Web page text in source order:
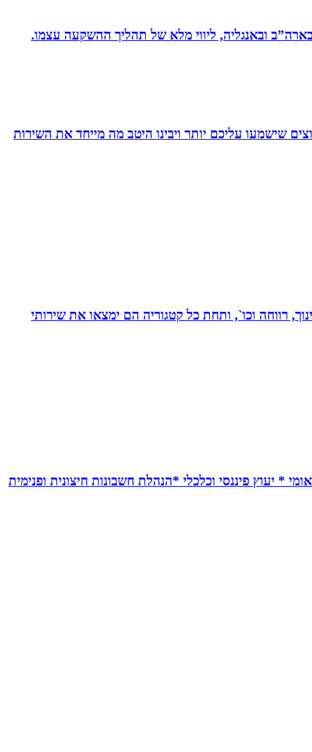
ובאנגליה, ליווי מלא של תהליך ההשקעה עצמו.
שישמעו עליכם יותר ויבינו היטב מה מייחד את השירות
רווחה וכו`, ותחת כל קטגוריה הם ימצאו את שירותי
* יעוץ פיננסי וכלכלי *הנהלת חשבונות חיצונית ופנימית